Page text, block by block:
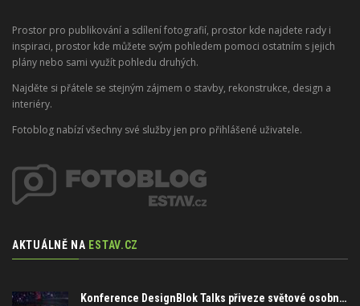
Prostor pro publikování a sdílení fotografií, prostor kde najdete rady i
inspiraci, prostor kde můžete svým pohledem pomoci ostatním s jejich
plány nebo sami využít pohledu druhých.
Najděte si přátele se stejným zájmem o stavby, rekonstrukce, design a
interiéry.
Fotoblog nabízí všechny své služby jen pro přihlášené uživatele.
AKTUÁLNĚ NA ESTAV.CZ
Konference DesignBlok Talks přiveze světové osobnosti designu a architektury